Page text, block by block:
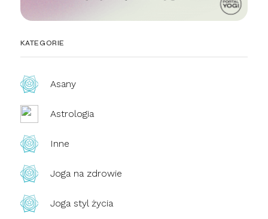
KATEGORIE
Asany
Astrologia
Inne
Joga na zdrowie
Joga styl życia